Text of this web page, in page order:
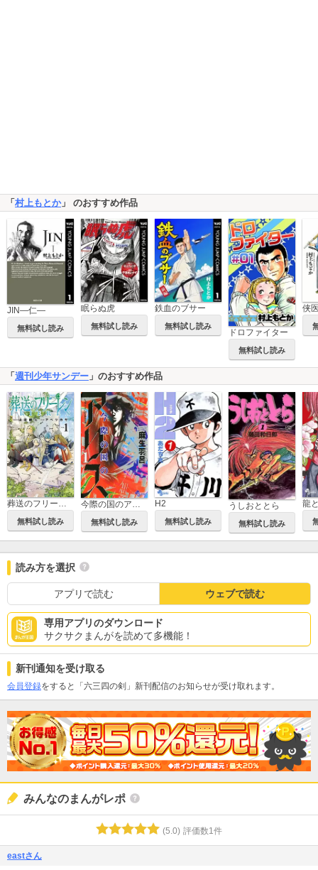
「村上もとか」 のおすすめ作品
JIN―仁―
無料試し読み
眠らぬ虎
無料試し読み
鉄血のブサー
無料試し読み
ドロファイター
無料試し読み
侠
「 週刊少年サンデー 」のおすすめ作品
葬送のフリーレン
無料試し読み
今際の国のアリス
無料試し読み
H2
無料試し読み
うしおととら
無料試し読み
龍
読み方を選択
アプリで読む ウェブで読む
専用アプリのダウンロード
サクサクまんがを読めて多機能！
新刊通知を受け取る
会員登録をすると「六三四の剣」新刊配信のお知らせが受け取れます。
みんなのまんがレポ
(5.0) 評価数1件
eastさん